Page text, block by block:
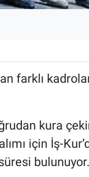
farklı
kura
için İş-
bulunuyor.